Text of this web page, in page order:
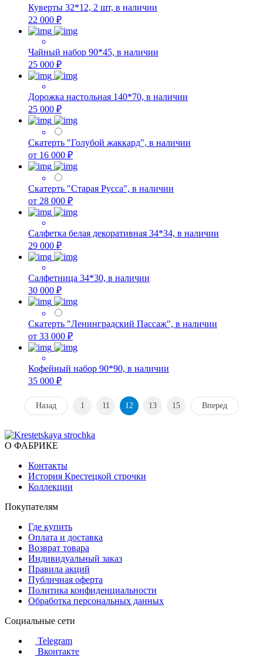
Куверты 32*12, 2 шт, в наличии
22 000 ₽
Чайный набор 90*45, в наличии
25 000 ₽
Дорожка настольная 140*70, в наличии
25 000 ₽
Скатерть "Голубой жаккард", в наличии
от 16 000 ₽
Скатерть "Старая Русса", в наличии
от 28 000 ₽
Салфетка белая декоративная 34*34, в наличии
29 000 ₽
Салфетница 34*30, в наличии
30 000 ₽
Скатерть "Ленинградский Пассаж", в наличии
от 33 000 ₽
Кофейный набор 90*90, в наличии
35 000 ₽
Назад 1 11 12 13 15 Вперед
О ФАБРИКЕ
Контакты
История Крестецкой строчки
Коллекции
Покупателям
Где купить
Оплата и доставка
Возврат товара
Индивидуальный заказ
Правила акций
Публичная оферта
Политика конфиденциальности
Обработка персональных данных
Социальные сети
Telegram
Вконтакте